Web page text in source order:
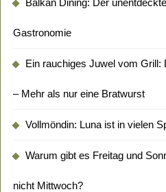
Balkan Dining: Der
Gastronomie
Ein rauchiges Juwel vom
– Mehr als nur eine Bratwurst
Vollmöndin: Luna ist in vielen
Warum gibt es Freitag und
nicht Mittwoch?